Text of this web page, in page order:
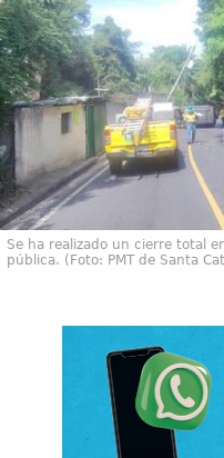
Se ha realizado un cierre total
pública. (Foto: PMT de Santa